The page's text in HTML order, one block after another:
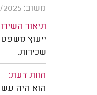
משוב: 11/02/2025
תיאור
ייעוץ
שכירות.
חוות דעת:
הוא היה